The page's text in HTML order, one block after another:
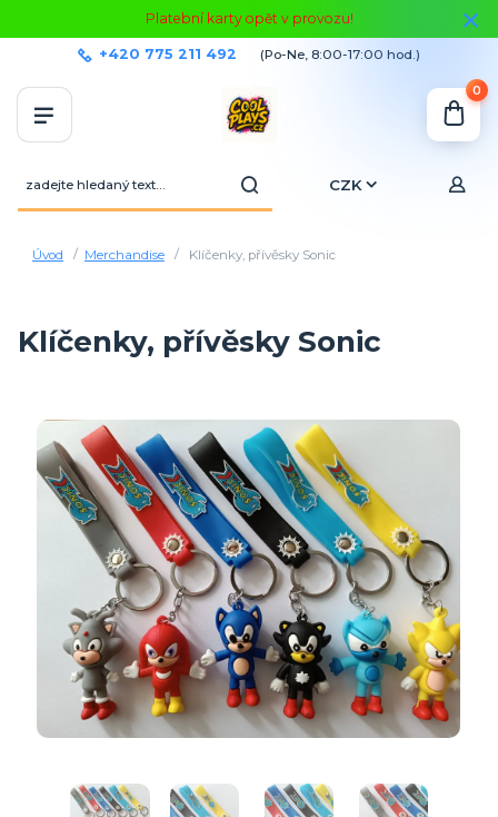
Platební karty opět v provozu!
CZK
+420 775 211 492 (Po-Ne, 8:00-17:00 hod.)
0
Úvod Merchandise Klíčenky, přívěsky Sonic
Klíčenky, přívěsky Sonic